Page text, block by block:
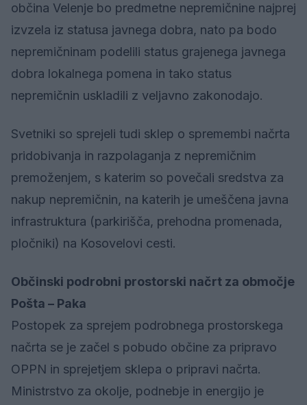
občina Velenje bo predmetne nepremičnine najprej
izvzela iz statusa javnega dobra, nato pa bodo
nepremičninam podelili status grajenega javnega
dobra lokalnega pomena in tako status
nepremičnin uskladili z veljavno zakonodajo.
Svetniki so sprejeli tudi sklep o spremembi načrta
pridobivanja in razpolaganja z nepremičnim
premoženjem, s katerim so povečali sredstva za
nakup nepremičnin, na katerih je umeščena javna
infrastruktura (parkirišča, prehodna promenada,
pločniki) na Kosovelovi cesti.
Občinski podrobni prostorski načrt za območje
Pošta – Paka
Postopek za sprejem podrobnega prostorskega
načrta se je začel s pobudo občine za pripravo
OPPN in sprejetjem sklepa o pripravi načrta.
Ministrstvo za okolje, podnebje in energijo je